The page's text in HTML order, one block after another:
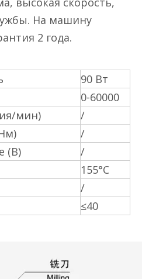
На машину
2 года.
90 Вт
0-60000
мин)
/
/
(В)
/
155°С
/
≤40